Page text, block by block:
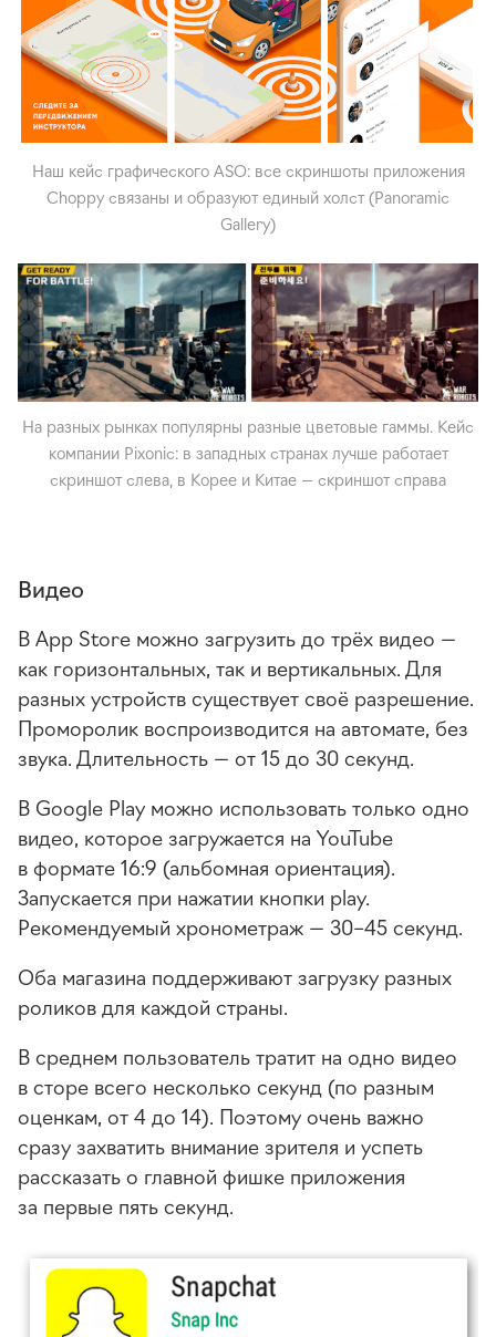
Интересные статьи и кейсы
Наш кейс графического ASO: все скриншоты приложения
Choppy связаны и образуют единый холст (Panoramic
Gallery)
На разных рынках популярны разные цветовые гаммы. Кейс
компании Pixonic: в западных странах лучше работает
скриншот слева, в Корее и Китае — скриншот справа
Видео
В App Store можно загрузить до трёх видео —
как горизонтальных, так и вертикальных. Для
разных устройств существует своё разрешение.
Проморолик воспроизводится на автомате, без
звука. Длительность — от 15 до 30 секунд.
В Google Play можно использовать только одно
видео, которое загружается на YouTube
в формате 16:9 (альбомная ориентация).
Запускается при нажатии кнопки play.
Рекомендуемый хронометраж — 30–45 секунд.
Оба магазина поддерживают загрузку разных
роликов для каждой страны.
В среднем пользователь тратит на одно видео
в сторе всего несколько секунд (по разным
оценкам, от 4 до 14). Поэтому очень важно
сразу захватить внимание зрителя и успеть
рассказать о главной фишке приложения
за первые пять секунд.